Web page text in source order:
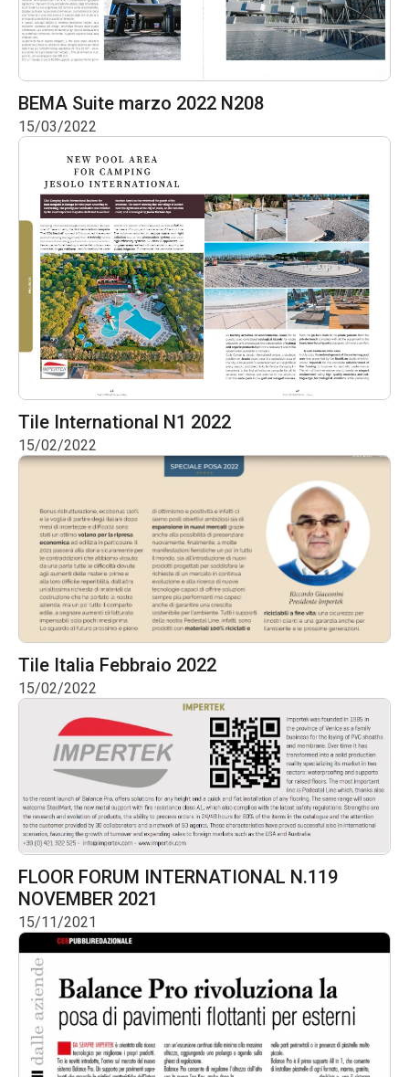
BEMA Suite marzo 2022 N208
15/03/2022
Tile International N1 2022
15/02/2022
Tile Italia Febbraio 2022
15/02/2022
FLOOR FORUM INTERNATIONAL N.119
NOVEMBER 2021
15/11/2021